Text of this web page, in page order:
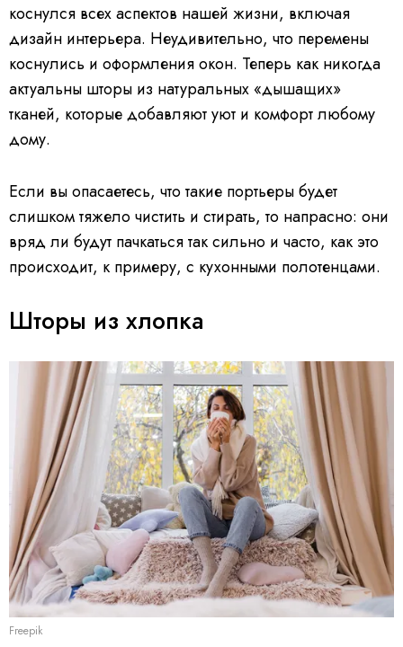
коснулся всех аспектов нашей жизни, включая
дизайн интерьера. Неудивительно, что перемены
коснулись и оформления окон. Теперь как никогда
актуальны шторы из натуральных «дышащих»
тканей, которые добавляют уют и комфорт любому
дому.
Если вы опасаетесь, что такие портьеры будет
слишком тяжело чистить и стирать, то напрасно: они
вряд ли будут пачкаться так сильно и часто, как это
происходит, к примеру, с кухонными полотенцами.
Шторы из хлопка
Freepik